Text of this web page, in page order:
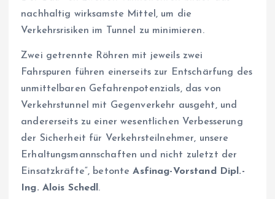
nachhaltig wirksamste Mittel, um die
Verkehrsrisiken im Tunnel zu minimieren.
Zwei getrennte Röhren mit jeweils zwei
Fahrspuren führen einerseits zur Entschärfung des
unmittelbaren Gefahrenpotenzials, das von
Verkehrstunnel mit Gegenverkehr ausgeht, und
andererseits zu einer wesentlichen Verbesserung
der Sicherheit für Verkehrsteilnehmer, unsere
Erhaltungsmannschaften und nicht zuletzt der
Einsatzkräfte“, betonteAsfinag-Vorstand Dipl.-
Ing. Alois Schedl .